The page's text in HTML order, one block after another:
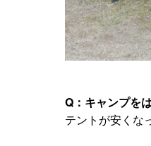
Q：キャンプを
テントが安くな